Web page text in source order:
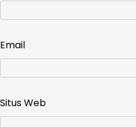
Email
Situs Web